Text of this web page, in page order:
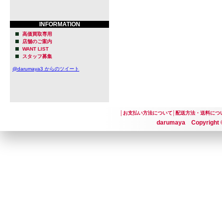
INFORMATION
高価買取専用
店舗のご案内
WANT LIST
スタッフ募集
@darumaya3 からのツイート
お支払い方法について│ 配送方法・送料につ
darumaya Copyright